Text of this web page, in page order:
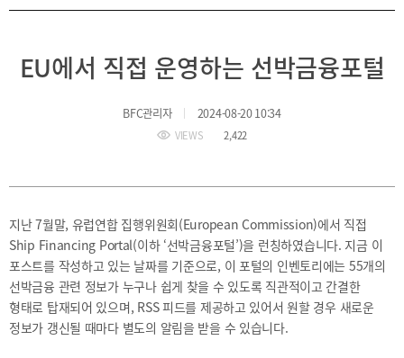
금융생태계
입주환경
소개
사원기관
유관기관
EU에서 직접 운영하는 선박금융포털
BFC관리자 2024-08-20 10:34
VIEWS 2,422
지난 7월말, 유럽연합 집행위원회(European Commission)에서 직접
Ship Financing Portal(이하 ‘선박금융포털’)을 런칭하였습니다. 지금 이
포스트를 작성하고 있는 날짜를 기준으로, 이 포털의 인벤토리에는 55개의
선박금융 관련 정보가 누구나 쉽게 찾을 수 있도록 직관적이고 간결한
형태로 탑재되어 있으며, RSS 피드를 제공하고 있어서 원할 경우 새로운
정보가 갱신될 때마다 별도의 알림을 받을 수 있습니다.